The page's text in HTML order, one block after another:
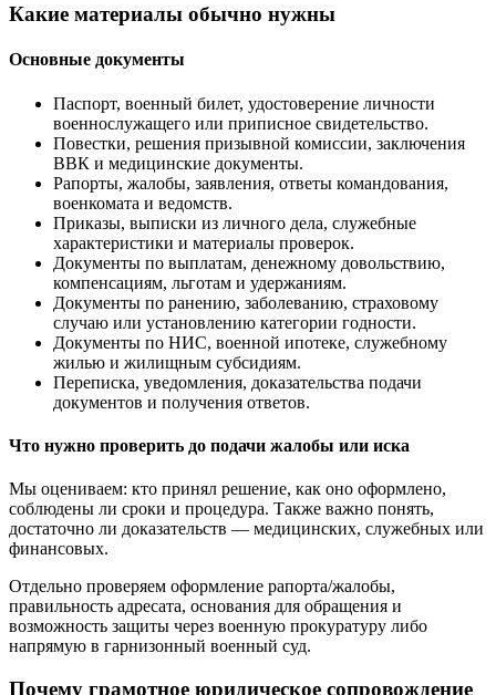
Какие материалы обычно нужны
Основные документы
Паспорт, военный билет, удостоверение личности
военнослужащего или приписное свидетельство.
Повестки, решения призывной комиссии, заключения
ВВК и медицинские документы.
Рапорты, жалобы, заявления, ответы командования,
военкомата и ведомств.
Приказы, выписки из личного дела, служебные
характеристики и материалы проверок.
Документы по выплатам, денежному довольствию,
компенсациям, льготам и удержаниям.
Документы по ранению, заболеванию, страховому
случаю или установлению категории годности.
Документы по НИС, военной ипотеке, служебному
жилью и жилищным субсидиям.
Переписка, уведомления, доказательства подачи
документов и получения ответов.
Что нужно проверить до подачи жалобы или иска
Мы оцениваем: кто принял решение, как оно оформлено,
соблюдены ли сроки и процедура. Также важно понять,
достаточно ли доказательств — медицинских, служебных или
финансовых.
Отдельно проверяем оформление рапорта/жалобы,
правильность адресата, основания для обращения и
возможность защиты через военную прокуратуру либо
напрямую в гарнизонный военный суд.
Почему грамотное юридическое сопровождение